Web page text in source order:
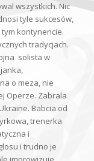
wszystkich. Nic
tyle sukcesów,
kontynencie.
tradycjach.
solista w
o meza, nie
Operze. Zabrala
Babcia od
trenerka
i
i trudno je